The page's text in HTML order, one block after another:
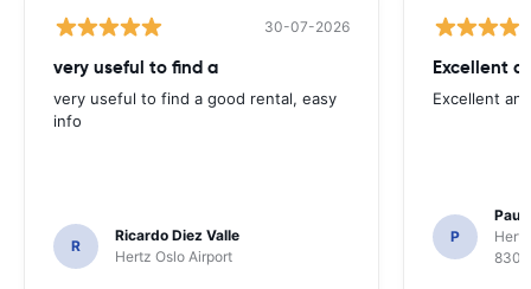
30-07-2026
very useful to find a
very useful to find a good rental, easy
info
R
Ricardo Diez Valle
Hertz Oslo Airport
Excellent
Excellent
P
Paul
8300